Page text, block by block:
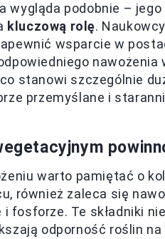
wygląda podobnie –
kluczową rolę.
wsparcie w
stanowi szczególnie
przemyślane i
warto pamiętać o
również zaleca się
fosforze. Te składniki
odporność roślin